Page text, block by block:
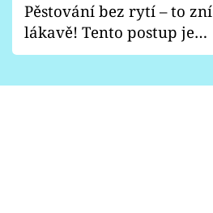
Pěstování bez rytí – to zní
lákavě! Tento postup je
vhodný jen pro některé